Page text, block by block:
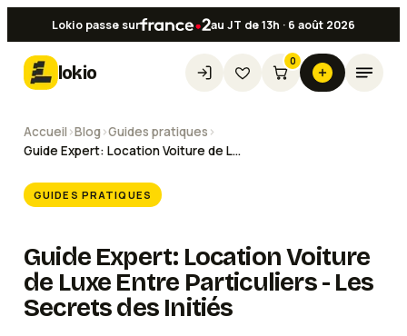
Lokio passe sur au JT de 13h · 6 août 2026
lokio
0
Accueil ›Blog›Guides pratiques ›
Guide Expert: Location Voiture de Luxe Entre Particuliers - Les Secrets des Initiés
GUIDES PRATIQUES
Guide Expert: Location Voiture
de Luxe Entre Particuliers - Les
Secrets des Initiés